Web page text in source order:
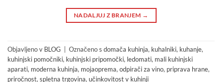
NADALJUJ Z BRANJEM →
Objavljeno v BLOG Označeno s domača kuhinja, kuhalniki, kuhanje,
kuhinjski pomočniki, kuhinjski pripomočki, ledomati, mali kuhinjski
aparati, moderna kuhinja, mojaoprema,odpirači za vino, priprava hrane,
priročnost,spletna trgovina,učinkovitost v kuhinji